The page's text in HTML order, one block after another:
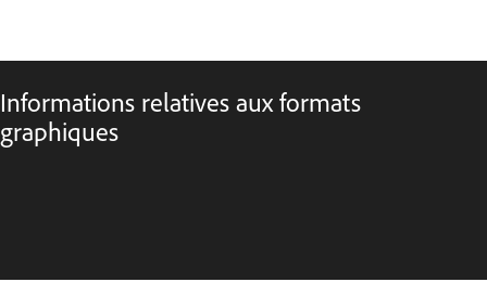
Informations relatives aux formats
graphiques